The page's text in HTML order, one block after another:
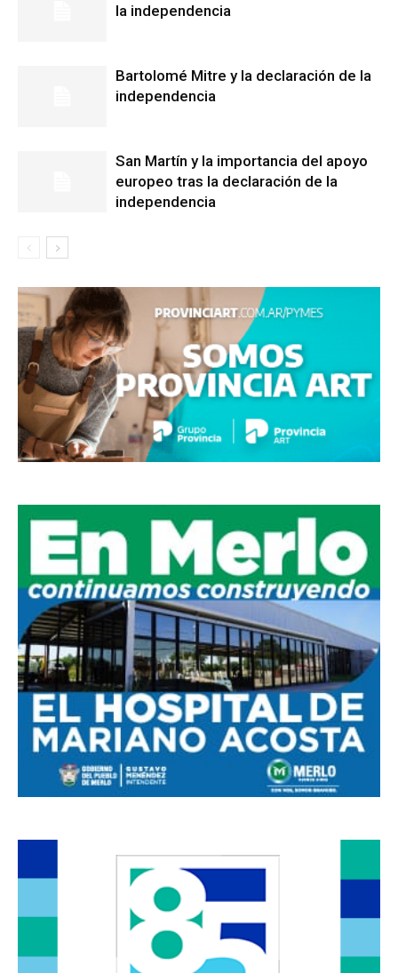
la independencia
Bartolomé Mitre y la declaración de la
independencia
San Martín y la importancia del apoyo
europeo tras la declaración de la
independencia